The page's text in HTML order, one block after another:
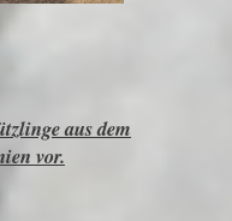
aus dem
vor.